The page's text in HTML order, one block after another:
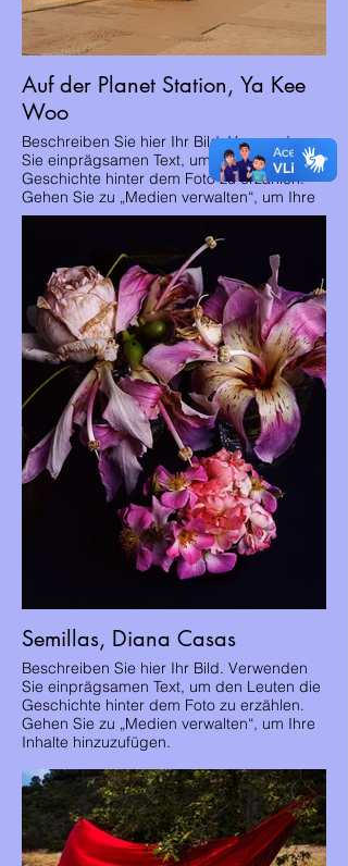
Auf der Planet Station, Ya Kee
Woo
Beschreiben Sie hier Ihr Bild. Verwenden
Sie einprägsamen Text, um den Leuten die
Geschichte hinter dem Foto zu erzählen.
Gehen Sie zu „Medien verwalten“, um Ihre
Inhalte hinzuzufügen.
Semillas, Diana Casas
Beschreiben Sie hier Ihr Bild. Verwenden
Sie einprägsamen Text, um den Leuten die
Geschichte hinter dem Foto zu erzählen.
Gehen Sie zu „Medien verwalten“, um Ihre
Inhalte hinzuzufügen.